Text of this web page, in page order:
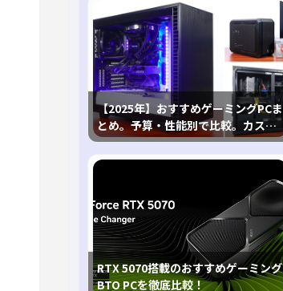
【2025年】おすすめゲーミングPCま
とめ。予算・性能別で比較。カスタ
マイズ指南も
RTX 5070搭載のおすすめゲーミング
BTO PCを徹底比較！